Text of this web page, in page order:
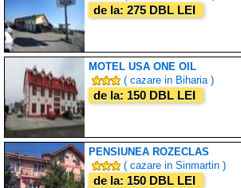
de la: 275 DBL LEI
MOTEL USA ONE OIL
( cazare in Biharia )
de la: 150 DBL LEI
PENSIUNEA ROZECLAS
( cazare in Sinmartin )
de la: 150 DBL LEI